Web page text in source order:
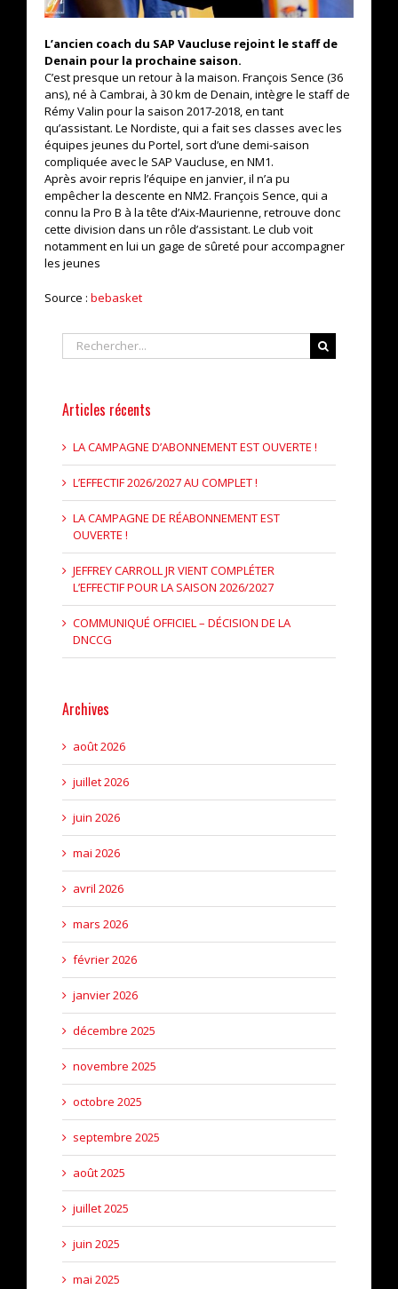
L’ancien coach du SAP Vaucluse rejoint le staff de
Denain pour la prochaine saison.
C’est presque un retour à la maison. François Sence (36
ans), né à Cambrai, à 30 km de Denain, intègre le staff de
Rémy Valin pour la saison 2017-2018, en tant
qu’assistant. Le Nordiste, qui a fait ses classes avec les
équipes jeunes du Portel, sort d’une demi-saison
compliquée avec le SAP Vaucluse, en NM1.
Après avoir repris l’équipe en janvier, il n’a pu
empêcher la descente en NM2. François Sence, qui a
connu la Pro B à la tête d’Aix-Maurienne, retrouve donc
cette division dans un rôle d’assistant. Le club voit
notamment en lui un gage de sûreté pour accompagner
les jeunes
Source : bebasket
Rechercher
Articles récents
LA CAMPAGNE D’ABONNEMENT EST OUVERTE !
L’EFFECTIF 2026/2027 AU COMPLET !
LA CAMPAGNE DE RÉABONNEMENT EST
OUVERTE !
JEFFREY CARROLL JR VIENT COMPLÉTER
L’EFFECTIF POUR LA SAISON 2026/2027
COMMUNIQUÉ OFFICIEL – DÉCISION DE LA
DNCCG
Archives
août 2026
juillet 2026
juin 2026
mai 2026
avril 2026
mars 2026
février 2026
janvier 2026
décembre 2025
novembre 2025
octobre 2025
septembre 2025
août 2025
juillet 2025
juin 2025
mai 2025